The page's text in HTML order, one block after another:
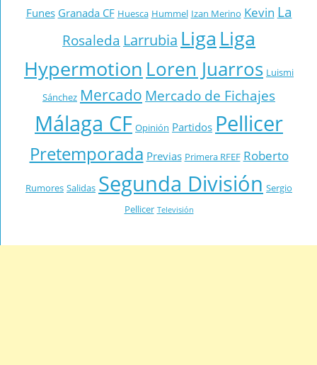
Funes Granada CF Huesca Hummel Izan Merino Kevin La
Rosaleda Larrubia Liga Liga
Hypermotion Loren Juarros Luismi
Sánchez Mercado Mercado de Fichajes
Málaga CF Opinión Partidos Pellicer
Pretemporada Previas Primera RFEF Roberto
Rumores Salidas Segunda División Sergio
Pellicer Televisión